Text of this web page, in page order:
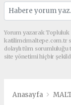
Yorum yazarak Topluluk
katilimcimaltepe.com.tr
dolaylı tüm sorumluluğu
site yönetimi hiçbir
Anasayfa